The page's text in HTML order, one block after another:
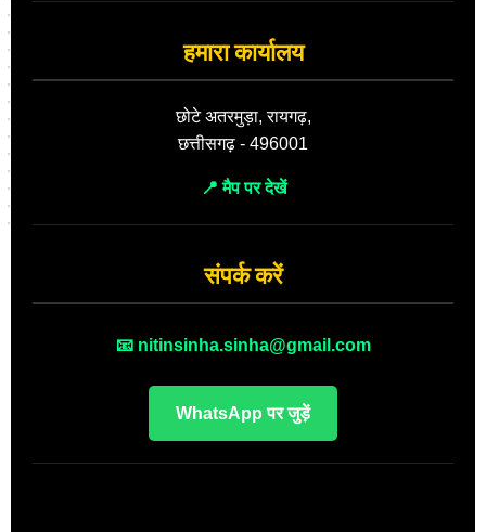
हमारा कार्यालय
छोटे अतरमुड़ा, रायगढ़,
छत्तीसगढ़ - 496001
📍 मैप पर देखें
संपर्क करें
📧 nitinsinha.sinha@gmail.com
WhatsApp पर जुड़ें